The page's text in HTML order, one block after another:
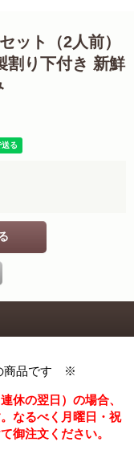
ット（2人前）
割り下付き 新鮮
商品です ※
休の翌日）の場合、
なるべく月曜日・祝
御注文ください。